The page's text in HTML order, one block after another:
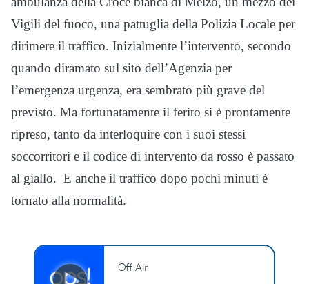
Vigili del fuoco, una pattuglia della Polizia Locale per
dirimere il traffico. Inizialmente l’intervento, secondo
quando diramato sul sito dell’Agenzia per
l’emergenza urgenza, era sembrato più grave del
previsto. Ma fortunatamente il ferito si è prontamente
ripreso, tanto da interloquire con i suoi stessi
soccorritori e il codice di intervento da rosso è passato
al giallo. E anche il traffico dopo pochi minuti è
tornato alla normalità.